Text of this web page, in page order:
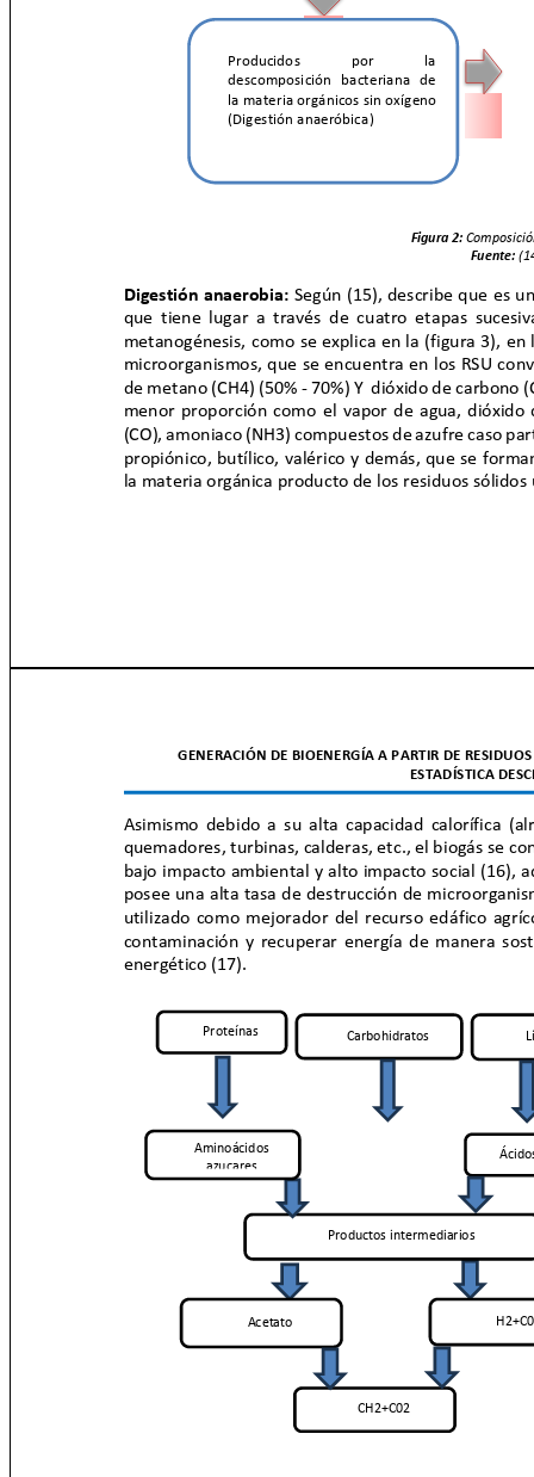
Producidos por la
descomposición bacteriana de
la materia orgánicos sin oxígeno
(Digestión anaeróbica)
Figura 2:
Fuente:
Digestión anaerobia: Según (15), describe que es
que tiene lugar a través de cuatro etapas
metanogénesis, como se explica en la (figura 3),
microorganismos, que se encuentra en los RSU
de metano (CH4) (50% - 70%) Y dióxido de carbono
menor proporción como el vapor de agua,
(CO), amoniaco (NH3) compuestos de azufre caso
propiónico, butílico, valérico y demás, que se
la materia orgánica producto de los residuos
GENERACIÓN DE BIOENERGÍA A PARTIR DE
ESTADÍSTICA
Asimismo debido a su alta capacidad calorífica
quemadores, turbinas, calderas, etc., el biogás se
bajo impacto ambiental y alto impacto social (16),
posee una alta tasa de destrucción de
utilizado como mejorador del recurso edáfico
contaminación y recuperar energía de manera
energético (17).
Proteínas Carbohidratos
Aminoácidos
azucares
Productos intermediarios
Acetato
CH2+C02